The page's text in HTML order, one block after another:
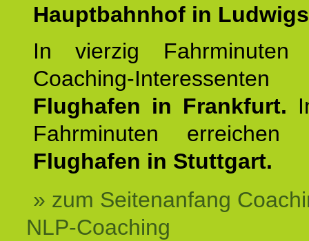
Hauptbahnhof in
In vierzig Fahrminuten
Coaching-
Flughafen in Frankfurt.
Fahrminuten
Flughafen in Stuttgart.
» zum Seitenanfang
NLP-Coaching